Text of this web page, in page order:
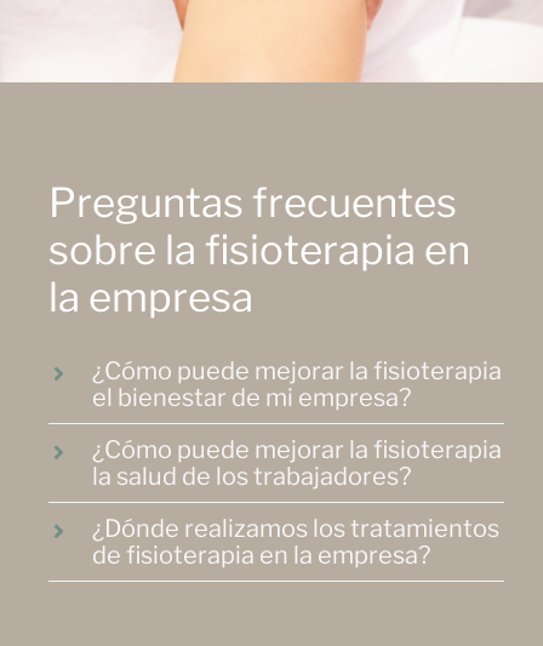
Preguntas frecuentes
sobre la fisioterapia en
la empresa
¿Cómo puede mejorar la fisioterapia
el bienestar de mi empresa?
¿Cómo puede mejorar la fisioterapia
la salud de los trabajadores?
¿Dónde realizamos los tratamientos
de fisioterapia en la empresa?